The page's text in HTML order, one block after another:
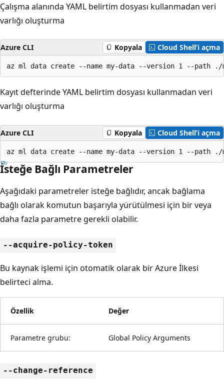
Çalışma alanında YAML belirtim dosyası kullanmadan veri
varlığı oluşturma
Azure CLI Kopyala Cloud Shell’i açma
az ml data create --name my-data --version 1 --path ./
Kayıt defterinde YAML belirtim dosyası kullanmadan veri
varlığı oluşturma
Azure CLI Kopyala Cloud Shell’i açma
az ml data create --name my-data --version 1 --path ./
İsteğe Bağlı Parametreler
Aşağıdaki parametreler isteğe bağlıdır, ancak bağlama
bağlı olarak komutun başarıyla yürütülmesi için bir veya
daha fazla parametre gerekli olabilir.
--acquire-policy-token
Bu kaynak işlemi için otomatik olarak bir Azure İlkesi
belirteci alma.
Özellik Değer
Parametre grubu: Global Policy Arguments
--change-reference